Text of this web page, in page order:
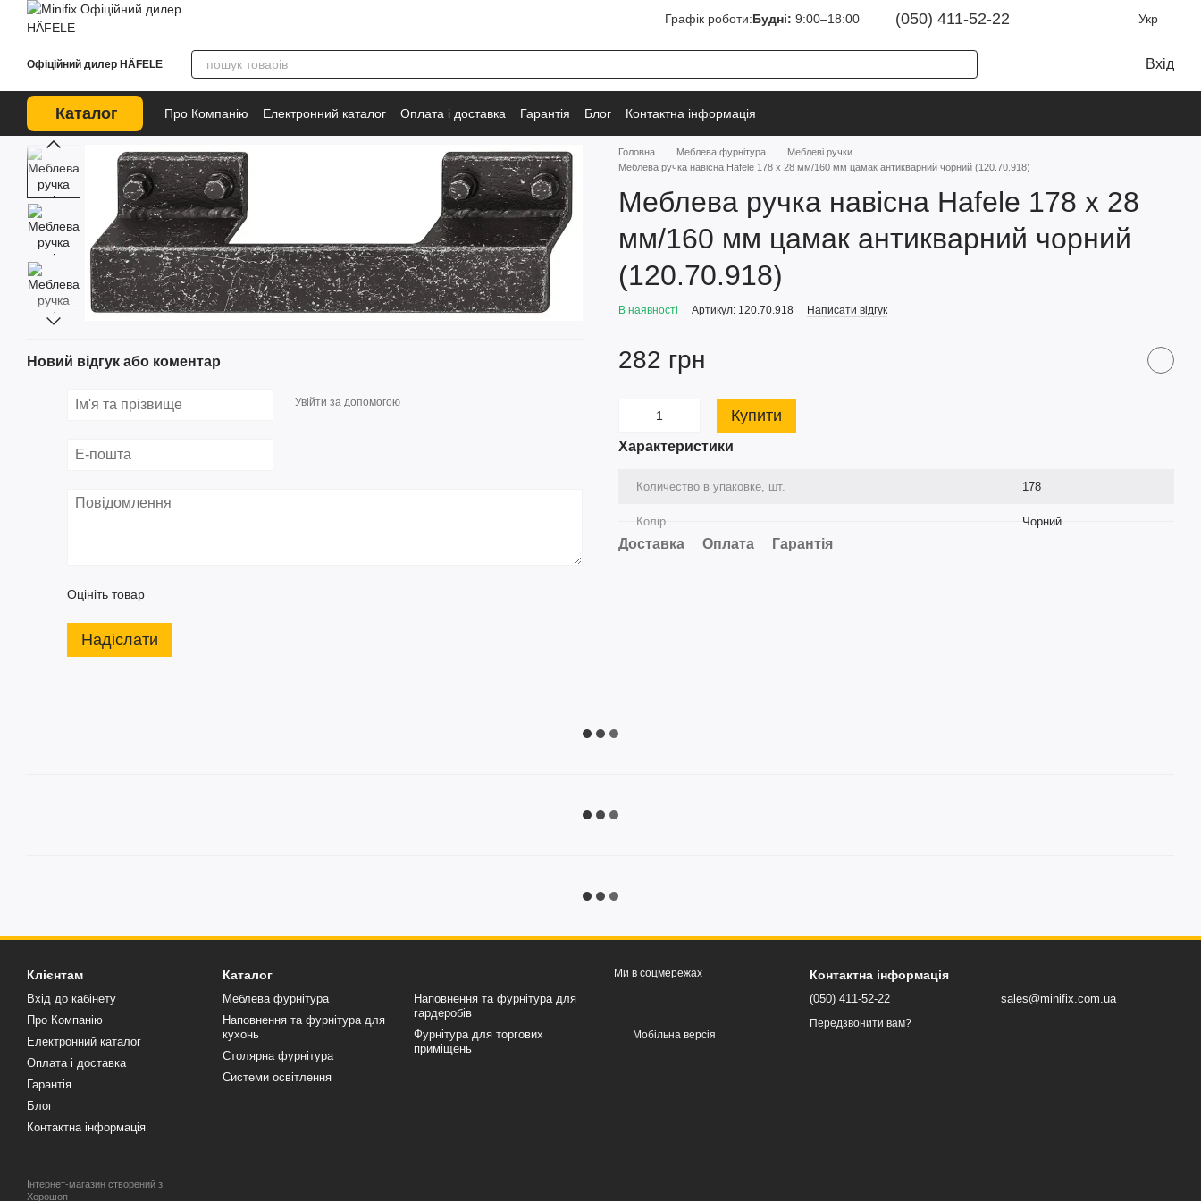
Перейти до основного контенту Графік роботи:Будні: 9:00–18:00 (050) 411-52-22 Укр
Офіційний дилер HÄFELE Вхід
Каталог Про Компанію Електронний каталог Оплата і доставка Гарантія Блог Контактна інформація
Новий відгук або коментар
Увійти за допомогою
Оцініть товар
Надіслати
Головна Меблева фурнітура
Меблеві ручки
Меблева ручка навісна Hafele 178 х 28 мм/160 мм цамак антикварний чорний (120.70.918)
Меблева ручка навісна Hafele 178 х 28
мм/160 мм цамак антикварний чорний
(120.70.918)
В наявності Артикул: 120.70.918 Написати відгук
282 грн
Купити
Характеристики
Количество в упаковке, шт. 178
Колір Чорний
Доставка Оплата Гарантія
Клієнтам
Вхід до кабінету
Про Компанію
Електронний каталог
Оплата і доставка
Гарантія
Блог
Контактна інформація
Інтернет-магазин створений з
Хорошоп
Каталог
Меблева фурнітура
Наповнення та фурнітура для
кухонь
Столярна фурнітура
Системи освітлення
Наповнення та фурнітура для
гардеробів
Фурнітура для торгових
приміщень
Ми в соцмережах
Мобільна версія
Контактна інформація
(050) 411-52-22
Передзвонити вам?
sales@minifix.com.ua